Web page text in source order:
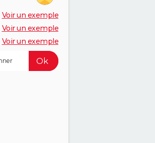
Voir un exemple
Voir un exemple
Voir un exemple